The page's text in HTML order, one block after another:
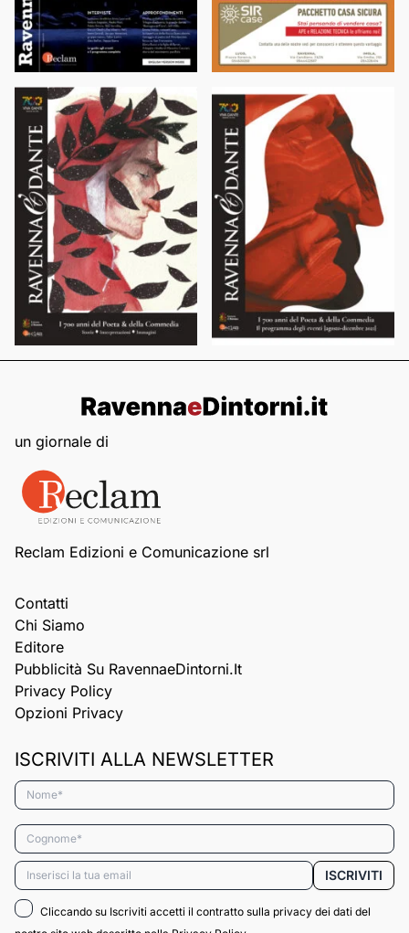
un giornale di
Reclam Edizioni e Comunicazione srl
Contatti
Chi Siamo
Editore
Pubblicità Su RavennaeDintorni.it
Privacy Policy
Opzioni Privacy
ISCRIVITI ALLA NEWSLETTER
Nome*
Cognome*
Email* ISCRIVITI
Cliccando su Iscriviti accetti il contratto sulla privacy dei dati del